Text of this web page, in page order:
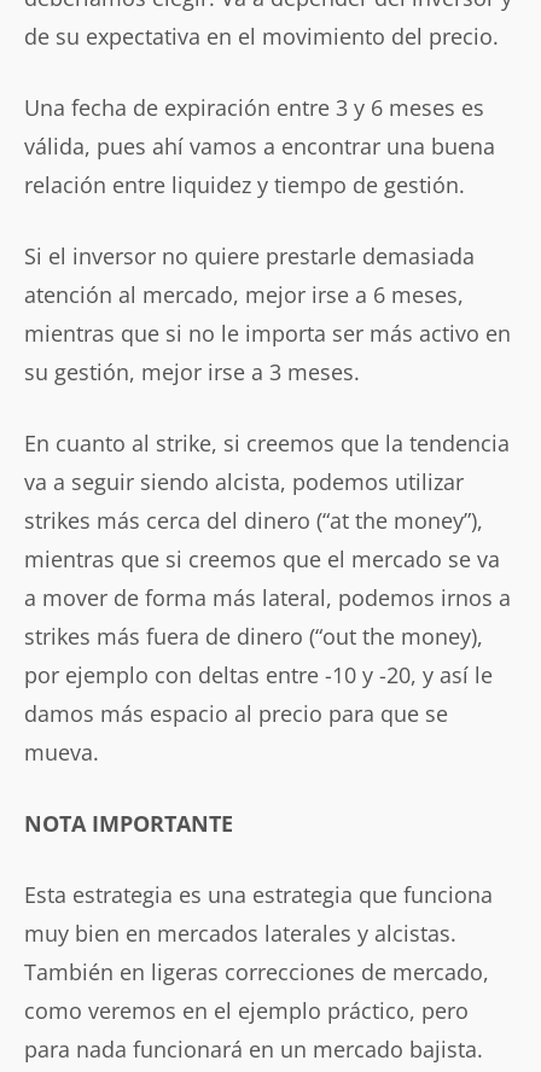
de su expectativa en el movimiento del precio.
Una fecha de expiración entre 3 y 6 meses es
válida, pues ahí vamos a encontrar una buena
relación entre liquidez y tiempo de gestión.
Si el inversor no quiere prestarle demasiada
atención al mercado, mejor irse a 6 meses,
mientras que si no le importa ser más activo en
su gestión, mejor irse a 3 meses.
En cuanto al strike, si creemos que la tendencia
va a seguir siendo alcista, podemos utilizar
strikes más cerca del dinero (“at the money”),
mientras que si creemos que el mercado se va
a mover de forma más lateral, podemos irnos a
strikes más fuera de dinero (“out the money),
por ejemplo con deltas entre -10 y -20, y así le
damos más espacio al precio para que se
mueva.
NOTA IMPORTANTE
Esta estrategia es una estrategia que funciona
muy bien en mercados laterales y alcistas.
También en ligeras correcciones de mercado,
como veremos en el ejemplo práctico, pero
para nada funcionará en un mercado bajista.